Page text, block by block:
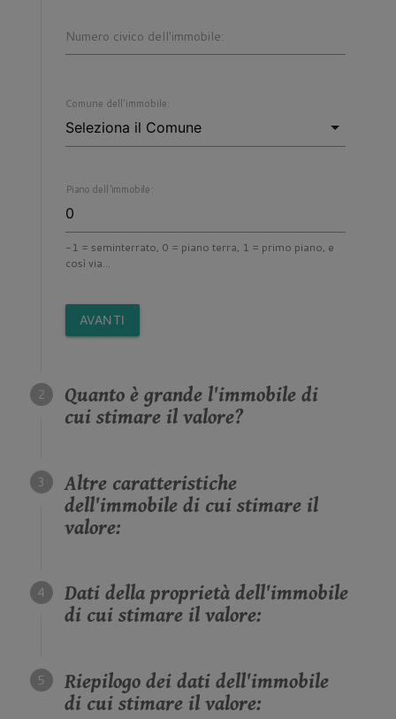
Numero civico dell'immobile:
Comune dell'immobile:
Piano dell'immobile:
-1 = seminterrato, 0 = piano terra, 1 = primo piano, e
così via...
AVANTI
Quanto è grande l'immobile di
cui stimare il valore?
Altre caratteristiche
dell'immobile di cui stimare il
valore:
Dati della proprietà dell'immobile
di cui stimare il valore:
Riepilogo dei dati dell'immobile
di cui stimare il valore: